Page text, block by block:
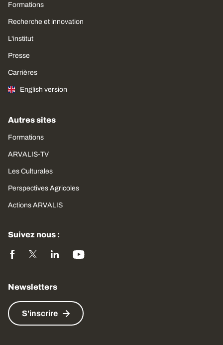
Formations
Recherche et innovation
L'institut
Presse
Carrières
English version
Autres sites
Formations
ARVALIS-TV
Les Culturales
Perspectives Agricoles
Actions ARVALIS
Suivez nous :
Newsletters
S'inscrire